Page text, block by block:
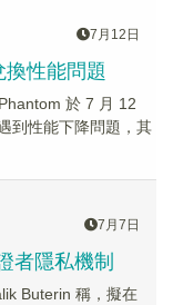
7月12日
性能問題
於 7 月 12
到性能下降問題，其
7月7日
者隱私機制
Buterin 稱，擬在